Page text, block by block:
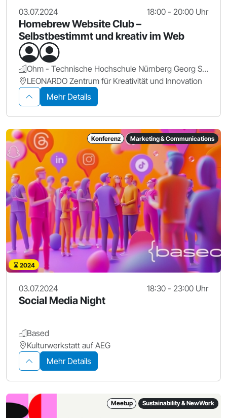
03.07.2024 18:00 - 20:00 Uhr
Homebrew Website Club –
Selbstbestimmt und kreativ im Web
Ohm - Technische Hochschule Nürnberg Georg Simon Ohm
LEONARDO Zentrum für Kreativität und Innovation
Mehr Details
Konferenz Marketing & Communications
2024
03.07.2024 18:30 - 23:00 Uhr
Social Media Night
Based
Kulturwerkstatt auf AEG
Mehr Details
Meetup Sustainability & NewWork